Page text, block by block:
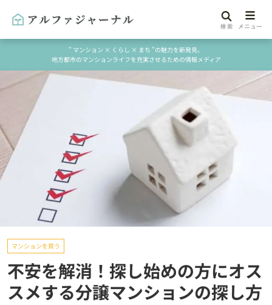
" マンション × くらし × まち "の魅力を新発見。
地方都市のマンションライフを充実させるための情報メディア
マンションを買う
不安を解消！探し始めの方にオス
スメする分譲マンションの探し方